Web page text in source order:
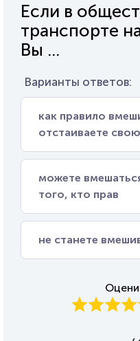
Если в
транспорте
Вы ...
Варианты ответов:
как правило
отстаиваете
можете
того, кто прав
не станете